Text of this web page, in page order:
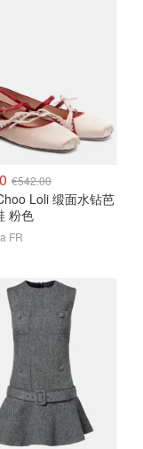
€542.00
Loli 缎面水钻芭
粉色
FR